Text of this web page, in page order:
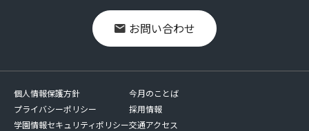
お問い合わせ
個人情報保護方針
プライバシーポリシー
学園情報セキュリティポリシー
今月のことば
採用情報
交通アクセス